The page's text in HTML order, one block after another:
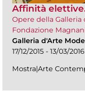
Affinità
Opere della Galleria
Fondazione
Galleria d'Arte
17/12/2015 - 13/03/2016
Mostra|Arte